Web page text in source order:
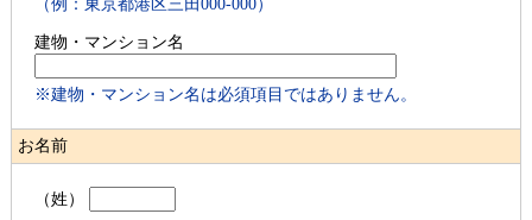
（例：東京都港区三田000-000）
建物・マンション名
※建物・マンション名は必須項目ではありません。
お名前
（姓）